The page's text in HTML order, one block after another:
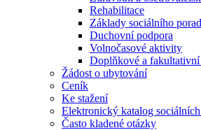
Rehabilitace
Základy sociálního
Duchovní podpora
Volnočasové aktivity
Doplňkové a
Žádost o ubytování
Ceník
Ke stažení
Elektronický katalog
Často kladené otázky